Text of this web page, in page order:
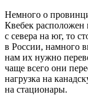
Немного о
Квебек расположен
с севера на юг, то
в России, намного
нам их нужно
чаще всего они
нагрузка на
на стационары.